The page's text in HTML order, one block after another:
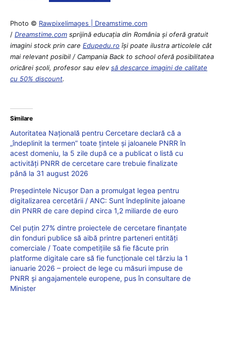
Photo © Rawpixelimages | Dreamstime.com
/ Dreamstime.com sprijină educaţia din România şi oferă gratuit
imagini stock prin care Edupedu.ro îşi poate ilustra articolele cât
mai relevant posibil / Campania Back to school oferă posibilitatea
oricărei școli, profesor sau elevsă descarce imagini de calitate
cu 50% discount.
Similare
Autoritatea Națională pentru Cercetare declară că a
„îndeplinit la termen” toate țintele și jaloanele PNRR în
acest domeniu, la 5 zile după ce a publicat o listă cu
activități PNRR de cercetare care trebuie finalizate
până la 31 august 2026
Președintele Nicușor Dan a promulgat legea pentru
digitalizarea cercetării / ANC: Sunt îndeplinite jaloane
din PNRR de care depind circa 1,2 miliarde de euro
Cel puțin 27% dintre proiectele de cercetare finanțate
din fonduri publice să aibă printre parteneri entități
comerciale / Toate competițiile să fie făcute prin
platforme digitale care să fie funcționale cel târziu la 1
ianuarie 2026 – proiect de lege cu măsuri impuse de
PNRR și angajamentele europene, pus în consultare de
Minister